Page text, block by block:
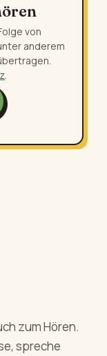
von
anderem
zum Hören.
spreche